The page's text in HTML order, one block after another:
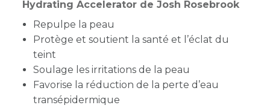
Hydrating Accelerator de Josh Rosebrook
Repulpe la peau
Protège et soutient la santé et l’éclat du
teint
Soulage les irritations de la peau
Favorise la réduction de la perte d’eau
transépidermique